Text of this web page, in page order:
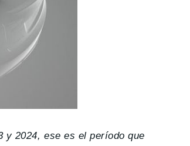
y 2024, ese es el período que